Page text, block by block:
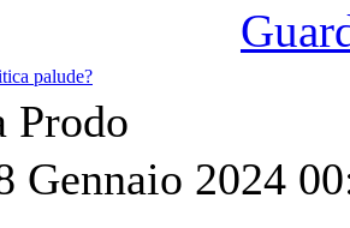
palude?
Prodo
Gennaio 2024